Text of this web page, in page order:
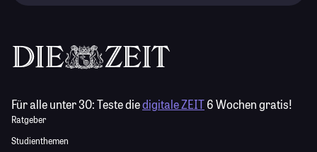
Für alle unter 30:Teste diedigitale ZEIT6 Wochen gratis!
Ratgeber
Studienthemen